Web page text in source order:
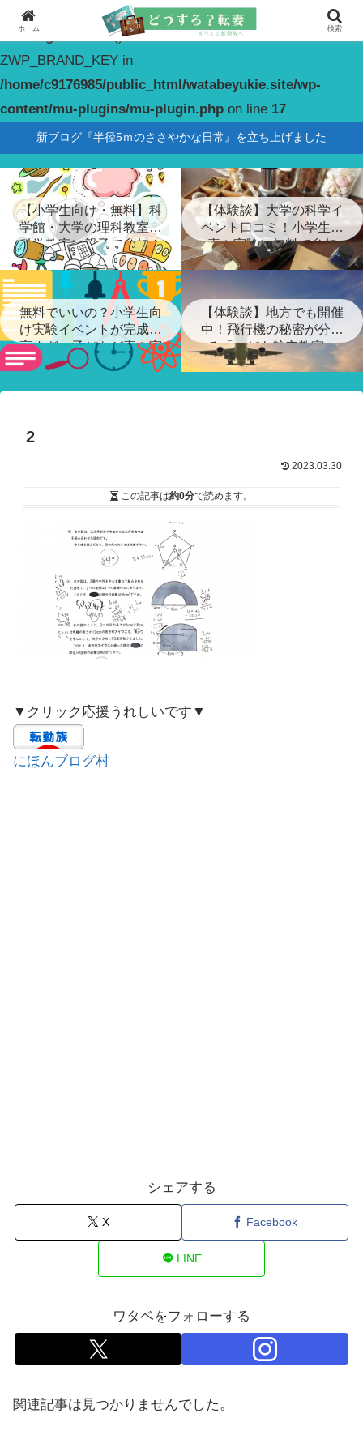
Warning
: constant(): Couldn't find constant
ZWP_BRAND_KEY in
/home/c9176985/public_html/watabeyukie.site/wp-
content/mu-plugins/mu-plugin.php on line 17
新ブログ『半径5ｍのささやかな日常』を立ち上げました
【小学生向け・無料】科
学館・大学の理科教室・
科学教室に親子で参加！
【体験談】大学の科学イ
ベント口コミ！小学生が
喜ぶ実験に無料で参加
無料でいいの？小学生向
け実験イベントが完成度
高すぎ…子どもが喜ぶ実
験ショー
【体験談】地方でも開催
中！飛行機の秘密が分か
る「こども航空教室」
2
2023.03.30
この記事は約0分で読めます。
▼クリック応援うれしいです▼
にほんブログ村
シェアする
X Facebook
LINE
ワタベをフォローする
関連記事は見つかりませんでした。
ホーム 検索